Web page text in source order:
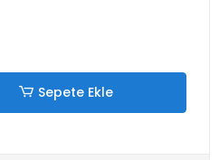
Sepete Ekle